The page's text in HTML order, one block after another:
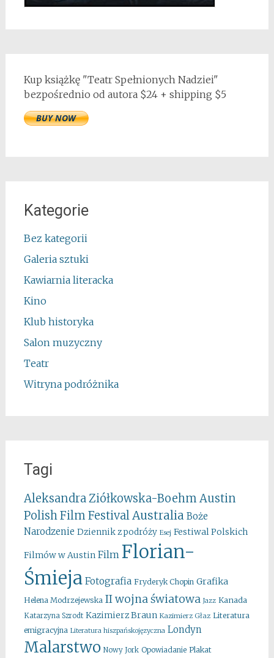
Kup książkę "Teatr Spełnionych Nadziei"
bezpośrednio od autora $24 + shipping $5
Kategorie
Bez kategorii
Galeria sztuki
Kawiarnia literacka
Kino
Klub historyka
Salon muzyczny
Teatr
Witryna podróżnika
Tagi
Aleksandra Ziółkowska-Boehm Austin
Polish Film FestivalAustralia Boże
Narodzenie Dziennik z podróży Esej Festiwal Polskich
Filmów w Austin Film Florian-
Śmieja Fotografia Fryderyk Chopin Grafika
Helena Modrzejewska II wojna światowa Jazz Kanada
Katarzyna Szrodt Kazimierz Braun Kazimierz Głaz Literatura
emigracyjna Literatura hiszpańskojęzyczna Londyn
Malarstwo Nowy Jork Opowiadanie Plakat